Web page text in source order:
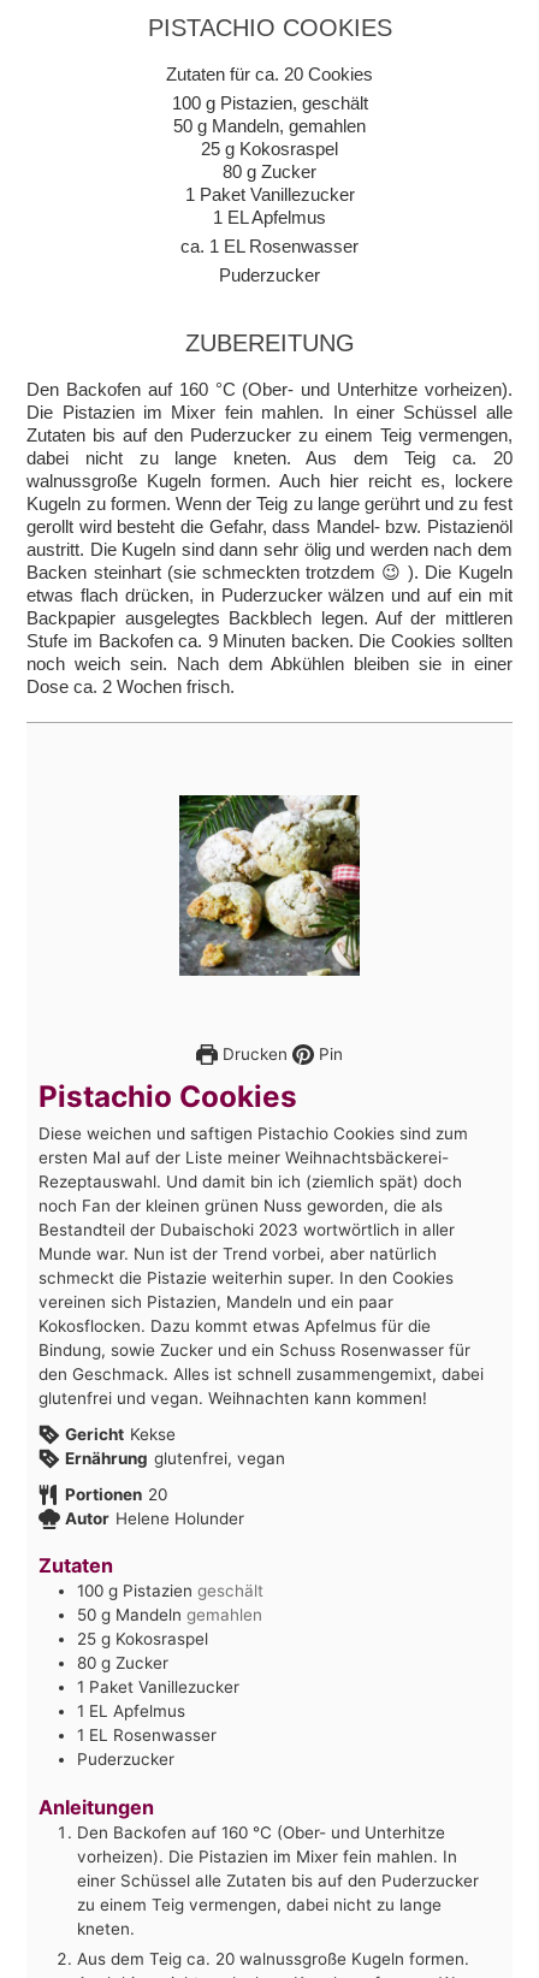
PISTACHIO COOKIES
Zutaten für ca. 20 Cookies
100 g Pistazien, geschält
50 g Mandeln, gemahlen
25 g Kokosraspel
80 g Zucker
1 Paket Vanillezucker
1 EL Apfelmus
ca. 1 EL Rosenwasser
Puderzucker
ZUBEREITUNG
Den Backofen auf 160 °C (Ober- und Unterhitze vorheizen).
Die Pistazien im Mixer fein mahlen. In einer Schüssel alle
Zutaten bis auf den Puderzucker zu einem Teig vermengen,
dabei nicht zu lange kneten. Aus dem Teig ca. 20
walnussgroße Kugeln formen. Auch hier reicht es, lockere
Kugeln zu formen. Wenn der Teig zu lange gerührt und zu fest
gerollt wird besteht die Gefahr, dass Mandel- bzw. Pistazienöl
austritt. Die Kugeln sind dann sehr ölig und werden nach dem
Backen steinhart (sie schmeckten trotzdem 😉 ). Die Kugeln
etwas flach drücken, in Puderzucker wälzen und auf ein mit
Backpapier ausgelegtes Backblech legen. Auf der mittleren
Stufe im Backofen ca. 9 Minuten backen. Die Cookies sollten
noch weich sein. Nach dem Abkühlen bleiben sie in einer
Dose ca. 2 Wochen frisch.
Drucken Pin
Pistachio Cookies
Diese weichen und saftigen Pistachio Cookies sind zum
ersten Mal auf der Liste meiner Weihnachtsbäckerei-
Rezeptauswahl. Und damit bin ich (ziemlich spät) doch
noch Fan der kleinen grünen Nuss geworden, die als
Bestandteil der Dubaischoki 2023 wortwörtlich in aller
Munde war. Nun ist der Trend vorbei, aber natürlich
schmeckt die Pistazie weiterhin super. In den Cookies
vereinen sich Pistazien, Mandeln und ein paar
Kokosflocken. Dazu kommt etwas Apfelmus für die
Bindung, sowie Zucker und ein Schuss Rosenwasser für
den Geschmack. Alles ist schnell zusammengemixt, dabei
glutenfrei und vegan. Weihnachten kann kommen!
Gericht Kekse
Ernährung glutenfrei, vegan
Portionen 20
Autor Helene Holunder
Zutaten
100 g Pistazien geschält
50 g Mandeln gemahlen
25 g Kokosraspel
80 g Zucker
1 Paket Vanillezucker
1 EL Apfelmus
1 EL Rosenwasser
Puderzucker
Anleitungen
Den Backofen auf 160 °C (Ober- und Unterhitze
vorheizen). Die Pistazien im Mixer fein mahlen. In
einer Schüssel alle Zutaten bis auf den Puderzucker
zu einem Teig vermengen, dabei nicht zu lange
kneten.
Aus dem Teig ca. 20 walnussgroße Kugeln formen.